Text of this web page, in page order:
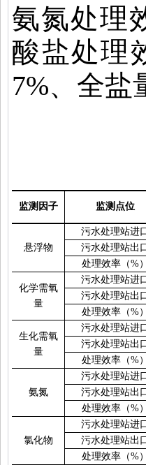
氨氮处理
酸盐处理
7%、全盐
监测因子 监测点位
悬浮物
污水处理站进
污水处理站出
处理效率（%）
化学需氧
量
污水处理站进
污水处理站出
处理效率（%）
生化需氧
量
污水处理站进
污水处理站出
处理效率（%）
氨氮
污水处理站进
污水处理站出
处理效率（%）
氯化物
污水处理站进
污水处理站出
处理效率（%）